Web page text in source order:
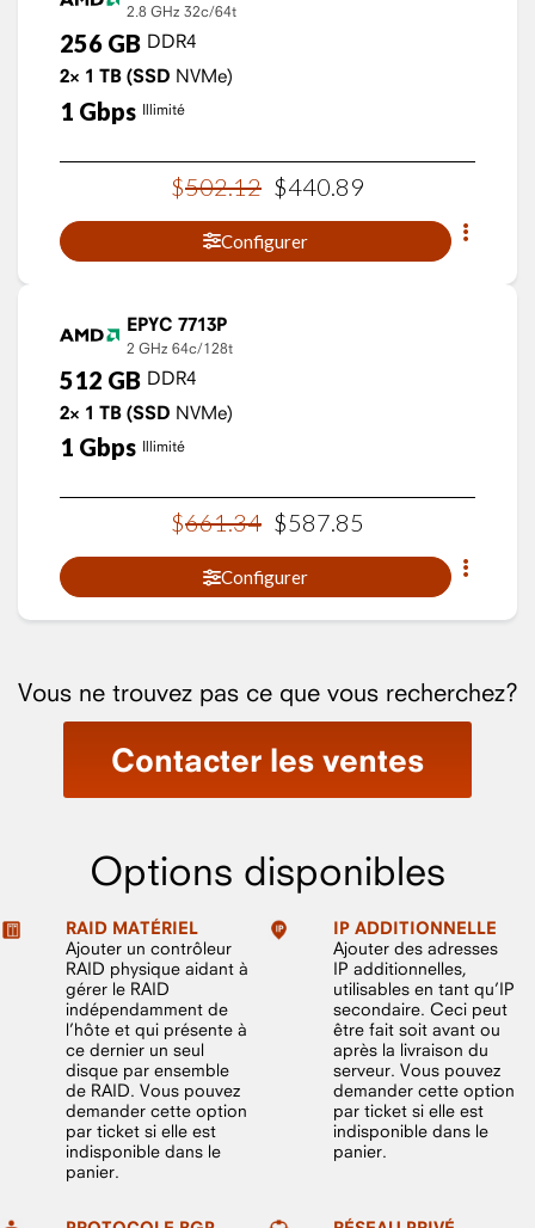
2.8 GHz 32c/64t
256 GB DDR4
2× 1 TB (SSD NVMe)
1 Gbps Illimité
$502.12 $440 89
Configurer
EPYC 7713P
2 GHz 64c/128t
512 GB DDR4
2× 1 TB (SSD NVMe)
1 Gbps Illimité
$661.34 $587.85
Configurer
Vous ne trouvez pas ce que vous recherchez?
Contacter les ventes
Options disponibles
RAID MATÉRIEL
Ajouter un contrôleur
RAID physique aidant à
gérer le RAID
indépendamment de
l’hôte et qui présente à
ce dernier un seul
disque par ensemble
de RAID. Vous pouvez
demander cette option
par ticket si elle est
indisponible dans le
panier.
IP ADDITIONNELLE
Ajouter des adresses
IP additionnelles,
utilisables en tant qu’IP
secondaire. Ceci peut
être fait soit avant ou
après la livraison du
serveur. Vous pouvez
demander cette option
par ticket si elle est
indisponible dans le
panier.